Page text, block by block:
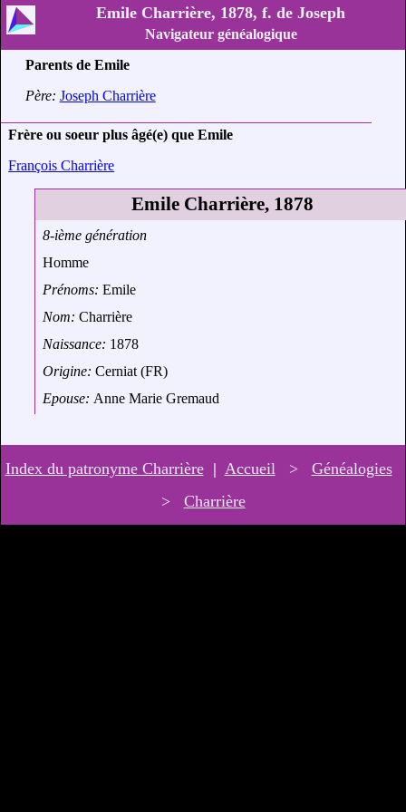
Emile Charrière, 1878, f. de Joseph
Navigateur généalogique
Parents de Emile
Père: Joseph Charrière
Frère ou soeur plus âgé(e) que Emile
François Charrière
Emile Charrière, 1878
8-ième génération
Homme
Prénoms:Emile
Nom:Charrière
Naissance: 1878
Origine:Cerniat (FR)
Epouse: Anne Marie Gremaud
Index du patronyme Charrière | Accueil> Généalogies
> Charrière